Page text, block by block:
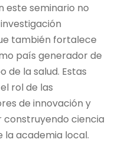
este seminario no
también fortalece
país generador de
de la salud. Estas
rol de las
de innovación y
ciencia
academia local.